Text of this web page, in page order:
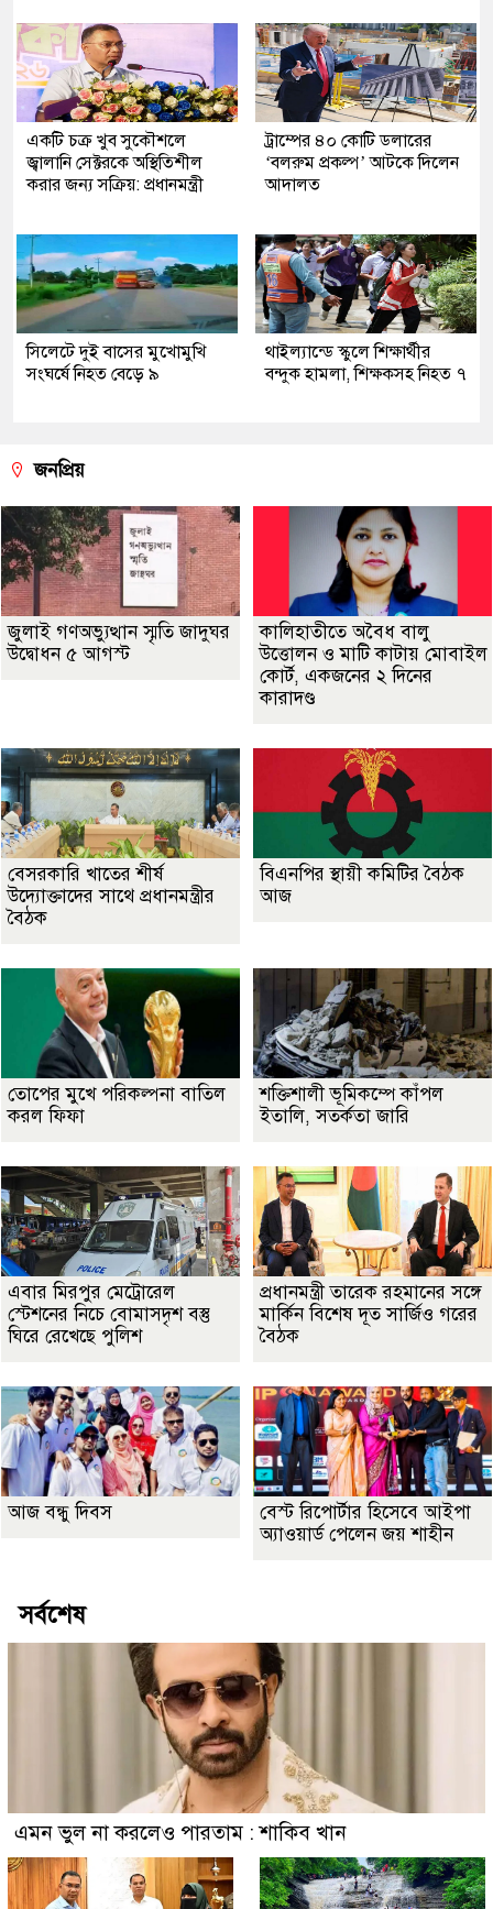
একটি চক্র খুব সুকৌশলে
জ্বালানি সেক্টরকে অস্থিতিশীল
করার জন্য সক্রিয়: প্রধানমন্ত্রী
ট্রাম্পের ৪০ কোটি ডলারের
‘বলরুম প্রকল্প’ আটকে দিলেন
আদালত
সিলেটে দুই বাসের মুখোমুখি
সংঘর্ষে নিহত বেড়ে ৯
থাইল্যান্ডে স্কুলে শিক্ষার্থীর
বন্দুক হামলা, শিক্ষকসহ নিহত ৭
জনপ্রিয়
জুলাই গণঅভ্যুত্থান স্মৃতি জাদুঘর
উদ্বোধন ৫ আগস্ট
কালিহাতীতে অবৈধ বালু
উত্তোলন ও মাটি কাটায় মোবাইল
কোর্ট, একজনের ২ দিনের
কারাদণ্ড
বেসরকারি খাতের শীর্ষ
উদ্যোক্তাদের সাথে প্রধানমন্ত্রীর
বৈঠক
বিএনপির স্থায়ী কমিটির বৈঠক
আজ
তোপের মুখে পরিকল্পনা বাতিল
করল ফিফা
শক্তিশালী ভূমিকম্পে কাঁপল
ইতালি, সতর্কতা জারি
এবার মিরপুর মেট্রোরেল
স্টেশনের নিচে বোমাসদৃশ বস্তু
ঘিরে রেখেছে পুলিশ
প্রধানমন্ত্রী তারেক রহমানের সঙ্গে
মার্কিন বিশেষ দূত সার্জিও গরের
বৈঠক
আজ বন্ধু দিবস
বেস্ট রিপোর্টার হিসেবে আইপা
অ্যাওয়ার্ড পেলেন জয় শাহীন
সর্বশেষ
এমন ভুল না করলেও পারতাম : শাকিব খান